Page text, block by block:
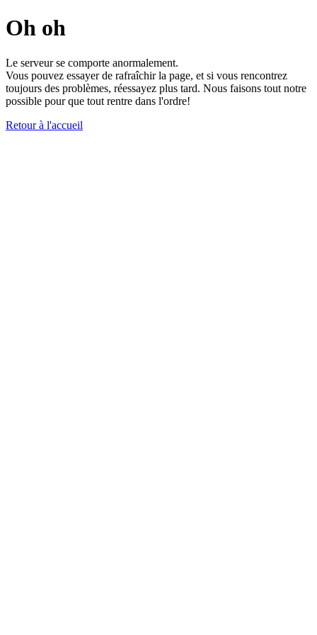
Oh oh
Le serveur se comporte anormalement.
Vous pouvez essayer de rafraîchir la page, et si vous rencontrez
toujours des problèmes, réessayez plus tard. Nous faisons tout notre
possible pour que tout rentre dans l'ordre!
Retour à l'accueil